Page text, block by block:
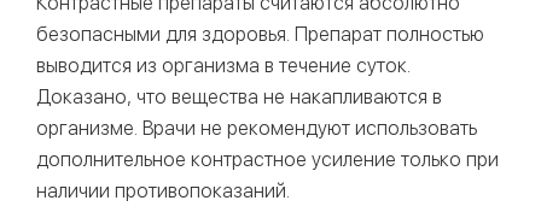
безопасными для здоровья. Препарат полностью
выводится из организма в течение суток.
Доказано, что вещества не накапливаются в
организме. Врачи не рекомендуют использовать
дополнительное контрастное усиление только при
наличии противопоказаний.